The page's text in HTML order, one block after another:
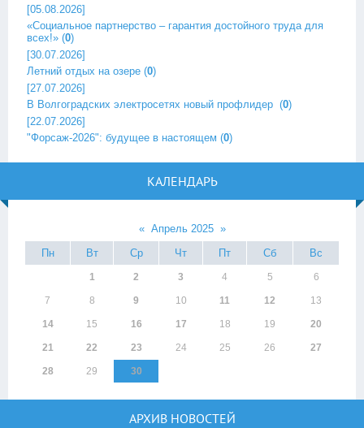
[05.08.2026]
«Социальное партнерство – гарантия достойного труда для
всех!» (0)
[30.07.2026]
Летний отдых на озере (0)
[27.07.2026]
В Волгоградских электросетях новый профлидер ‎ (0)
[22.07.2026]
"Форсаж-2026": будущее в настоящем (0)
КАЛЕНДАРЬ
« Апрель 2025 »
Пн
Вт Ср Чт Пт Сб Вс
1 2 3 4 5 6
7 8 9 10 11 12 13
14 15 16 17 18 19 20
21 22 23 24 25 26 27
28 29 30
АРХИВ НОВОСТЕЙ